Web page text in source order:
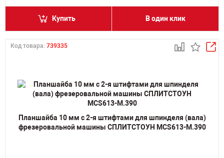
Купить В один клик
Код товара: 739335
Планшайба 10 мм с 2-я штифтами для шпинделя (вала)
фрезеровальной машины СПЛИТСТОУН MCS613-M.390